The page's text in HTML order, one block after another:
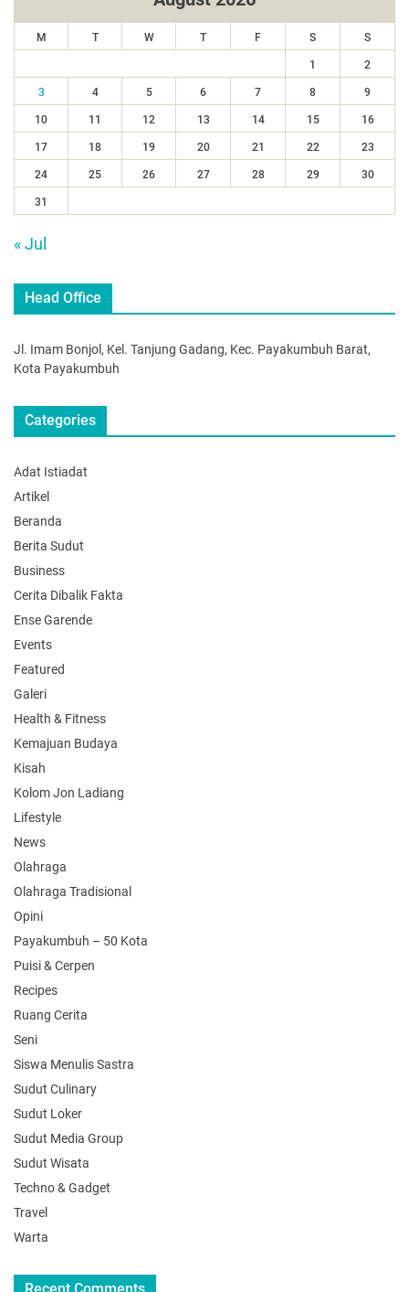
M T W T F S S
1 2
3 4 5 6 7 8 9
10 11 12 13 14 15 16
17 18 19 20 21 22 23
24 25 26 27 28 29 30
31
« Jul
Head Office
Jl. Imam Bonjol, Kel. Tanjung Gadang, Kec. Payakumbuh Barat,
Kota Payakumbuh
Categories
Adat Istiadat
Artikel
Beranda
Berita Sudut
Business
Cerita Dibalik Fakta
Ense Garende
Events
Featured
Galeri
Health & Fitness
Kemajuan Budaya
Kisah
Kolom Jon Ladiang
Lifestyle
News
Olahraga
Olahraga Tradisional
Opini
Payakumbuh – 50 Kota
Puisi & Cerpen
Recipes
Ruang Cerita
Seni
Siswa Menulis Sastra
Sudut Culinary
Sudut Loker
Sudut Media Group
Sudut Wisata
Techno & Gadget
Travel
Warta